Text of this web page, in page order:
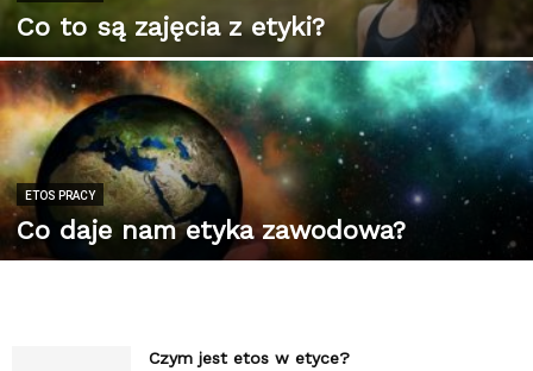
Co to są zajęcia z etyki?
ETOS PRACY
Co daje nam etyka zawodowa?
Czym jest etos w etyce?